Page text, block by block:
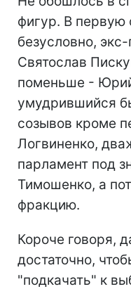
фигур. В первую
безусловно,
Святослав
поменьше -
умудрившийся
созывов кроме
Логвиненко,
парламент под
Тимошенко, а
фракцию.
Короче говоря,
достаточно,
"подкачать" к